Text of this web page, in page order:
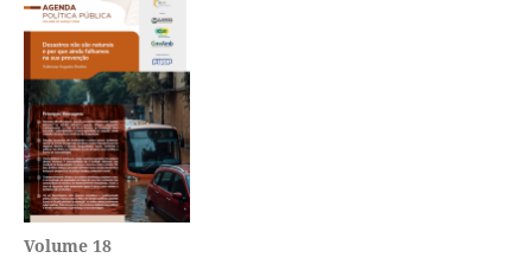
Volume 18